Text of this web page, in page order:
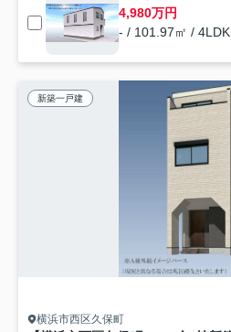
4,980万円
- / 101.97㎡ / 4LDK
新築一戸建
横浜市西区久保町